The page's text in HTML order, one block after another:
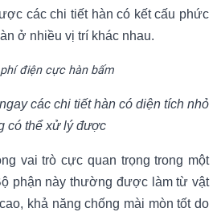
các chi tiết hàn có kết cấu phức
ở nhiều vị trí khác nhau.
các chi tiết hàn có diện tích nhỏ
có thể xử lý được
vai trò cực quan trọng trong một
phận này thường được làm từ vật
khả năng chống mài mòn tốt do